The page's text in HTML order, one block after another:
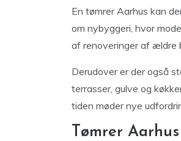
En tømrer Aarhus kan
om nybyggeri, hvor
af renoveringer af ældre
Derudover er der også
terrasser, gulve og
tiden møder nye
Tømrer